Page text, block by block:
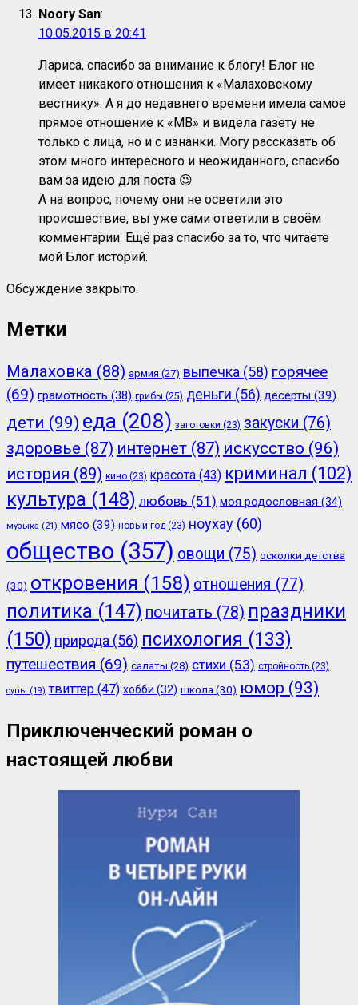
Noory San:
10.05.2015 в 20:41
Лариса, спасибо за внимание к блогу! Блог не
имеет никакого отношения к «Малаховскому
вестнику». А я до недавнего времени имела самое
прямое отношение к «МВ» и видела газету не
только с лица, но и с изнанки. Могу рассказать об
этом много интересного и неожиданного, спасибо
вам за идею для поста 😉
А на вопрос, почему они не осветили это
происшествие, вы уже сами ответили в своём
комментарии. Ещё раз спасибо за то, что читаете
мой Блог историй.
Обсуждение закрыто.
Метки
Малаховка (88) армия (27) выпечка (58) горячее
(69) грамотность (38) грибы (25) деньги (56) десерты (39)
дети (99) еда (208) заготовки (23) закуски (76)
здоровье (87) интернет (87) искусство (96)
история (89) кино (23) красота (43) криминал (102)
культура (148) любовь (51) моя родословная (34)
музыка (21) мясо (39) новый год (23) ноухау (60)
общество (357) овощи (75) осколки детства
(30) откровения (158) отношения (77)
политика (147) почитать (78) праздники
(150) природа (56) психология (133)
путешествия (69) салаты (28) стихи (53) стройность (23)
супы (19) твиттер (47) хобби (32) школа (30) юмор (93)
Приключенческий роман о
настоящей любви